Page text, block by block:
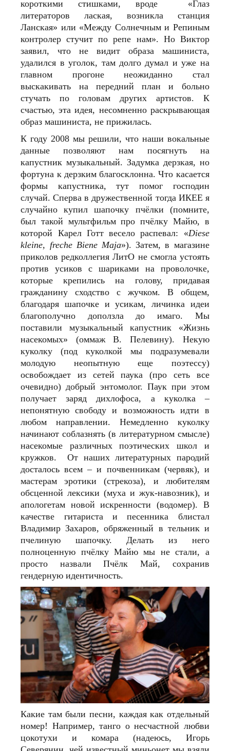
короткими стишками, вроде «Глаз
литераторов лаская, возникла станция
Ланская» или «Между Солнечным и Репиным
контролер стучит по репе нам». Но Виктор
заявил, что не видит образа машиниста,
удалился в уголок, там долго думал и уже на
главном прогоне неожиданно стал
выскакивать на передний план и больно
стучать по головам других артистов. К
счастью, эта идея, несомненно раскрывающая
образ машиниста, не прижилась.
К году 2008 мы решили, что наши вокальные
данные позволяют нам посягнуть на
капустник музыкальный. Задумка дерзкая, но
фортуна к дерзким благосклонна. Что касается
формы капустника, тут помог господин
случай. Сперва в дружественной тогда ИКЕЕ я
случайно купил шапочку пчёлки (помните,
был такой мультфильм про пчёлку Майю, в
которой Карел Готт весело распевал: «Diese
kleine, freche Biene Maja»). Затем, в магазине
приколов редколлегия ЛитО не смогла устоять
против усиков с шариками на проволочке,
которые крепились на голову, придавая
гражданину сходство с жучком. В общем,
благодаря шапочке и усикам, личинка идеи
благополучно доползла до имаго. Мы
поставили музыкальный капустник «Жизнь
насекомых» (оммаж В. Пелевину). Некую
куколку (под куколкой мы подразумевали
молодую неопытную еще поэтессу)
освобождает из сетей паука (про сеть все
очевидно) добрый энтомолог. Паук при этом
получает заряд дихлофоса, а куколка –
непонятную свободу и возможность идти в
любом направлении. Немедленно куколку
начинают соблазнять (в литературном смысле)
насекомые различных поэтических школ и
кружков. От наших литературных пародий
досталось всем – и почвенникам (червяк), и
мастерам эротики (стрекоза), и любителям
обсценной лексики (муха и жук-навозник), и
апологетам новой искренности (водомер). В
качестве гитариста и песенника блистал
Владимир Захаров, обряженный в тельник и
пчелиную шапочку. Делать из него
полноценную пчёлку Майю мы не стали, а
просто назвали Пчёлк Май, сохранив
гендерную идентичность.
Какие там были песни, каждая как отдельный
номер! Например, танго о несчастной любви
цокотухи и комара (надеюсь, Игорь